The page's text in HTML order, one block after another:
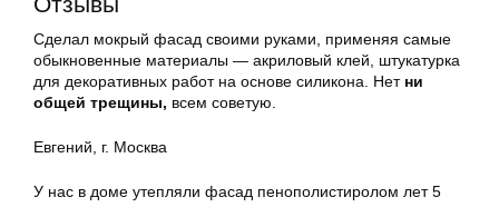
Сделал мокрый фасад своими руками, применяя самые
обыкновенные материалы — акриловый клей, штукатурка
для декоративных работ на основе силикона. Нет ни
общей трещины, всем советую.
Евгений, г. Москва
У нас в доме утепляли фасад пенополистиролом лет 5